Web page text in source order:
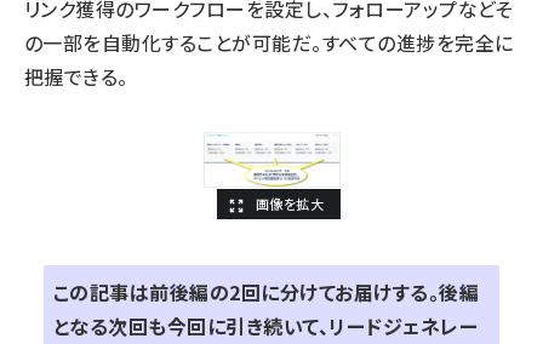
リンク獲得のワークフローを設定し、フォローアップなどそ
の一部を自動化することが可能だ。すべての進捗を完全に
把握できる。
この記事は前後編の2回に分けてお届けする。後編
となる次回も今回に引き続いて、リードジェネレー